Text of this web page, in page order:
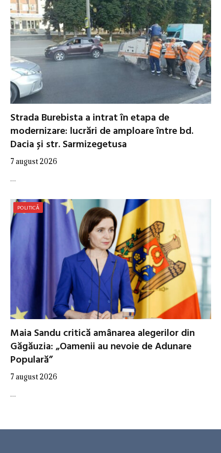
Strada Burebista a intrat în etapa de
modernizare: lucrări de amploare între bd.
Dacia și str. Sarmizegetusa
7 august 2026
…
POLITICĂ
Maia Sandu critică amânarea alegerilor din
Găgăuzia: „Oamenii au nevoie de Adunare
Populară”
7 august 2026
…